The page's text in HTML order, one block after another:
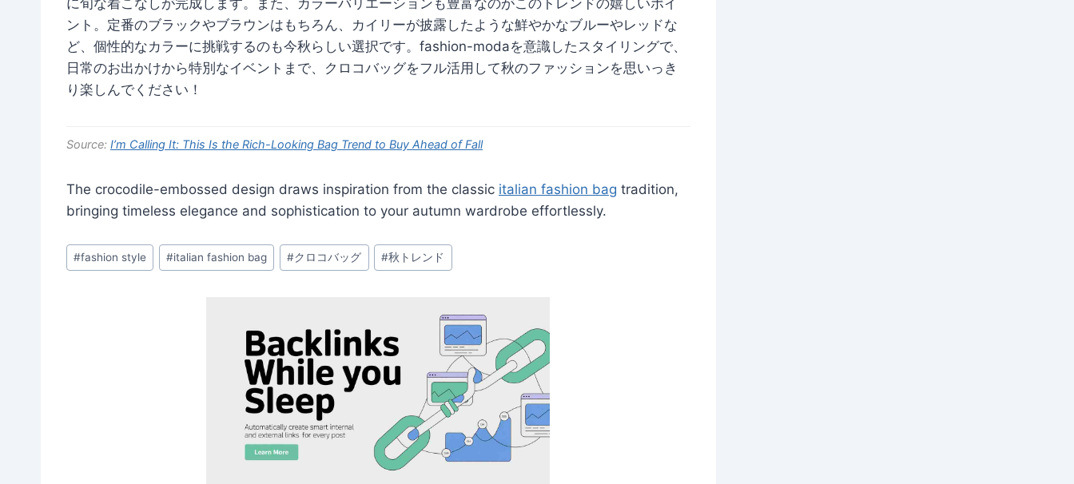
ント。定番のブラックやブラウンはもちろん、カイリーが披露したような鮮やかなブルーやレッドな
ど、個性的なカラーに挑戦するのも今秋らしい選択です。fashion-modaを意識したスタイリングで、
日常のお出かけから特別なイベントまで、クロコバッグをフル活用して秋のファッションを思いっき
り楽しんでください！
Source: I’m Calling It: This Is the Rich-Looking Bag Trend to Buy Ahead of Fall
The crocodile-embossed design draws inspiration from the classic italian fashion bag tradition,
bringing timeless elegance and sophistication to your autumn wardrobe effortlessly.
Post
Tags:
#fashion style #italian fashion bag #クロコバッグ #秋トレンド